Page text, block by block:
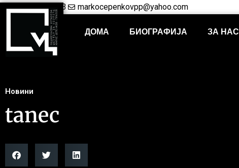
+38948421703 markocepenkovpp@yahoo.com
ДОМА БИОГРАФИЈА ЗА НАС
Новини
tanec